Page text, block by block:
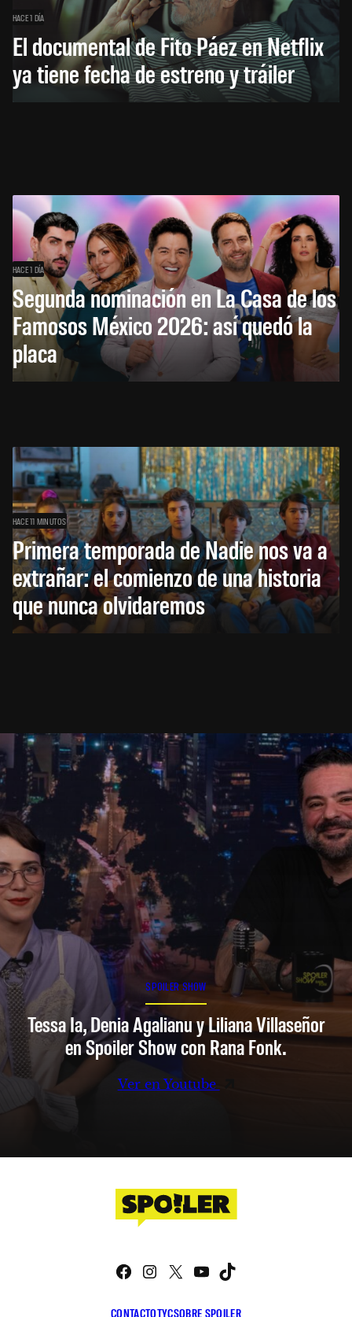
HACE 1 DÍA
El documental de Fito Páez en Netflix
ya tiene fecha de estreno y tráiler
HACE 1 DÍA
Segunda nominación en La Casa de los
Famosos México 2026: así quedó la
placa
HACE 11 MINUTOS
Primera temporada de Nadie nos va a
extrañar: el comienzo de una historia
que nunca olvidaremos
SPOILER SHOW
Tessa Ia, Denia Agalianu y Liliana Villaseñor
en Spoiler Show con Rana Fonk.
Ver en Youtube
CONTACTOTYCSOBRE SPOILER
Facebook
Instagram
X YouTube